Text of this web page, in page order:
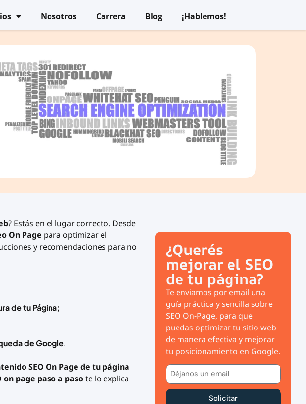
Nosotros Carrera Blog ¡Hablemos!
? Estás en el lugar correcto. Desde
On Page para optimizar el
y recomendaciones para no
de tu Página;
de Google.
SEO On Page de tu página
on page paso a pasote lo explica
¿Querés
mejorar el SEO
de tu página?
Te enviamos por email una
guía práctica y sencilla sobre
SEO On-Page, para que
puedas optimizar tu sitio web
de manera efectiva y mejorar
tu posicionamiento en Google.
Solicitar